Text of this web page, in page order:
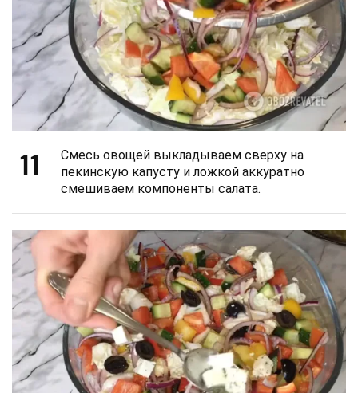
11
Смесь овощей выкладываем сверху на
пекинскую капусту и ложкой аккуратно
смешиваем компоненты салата.